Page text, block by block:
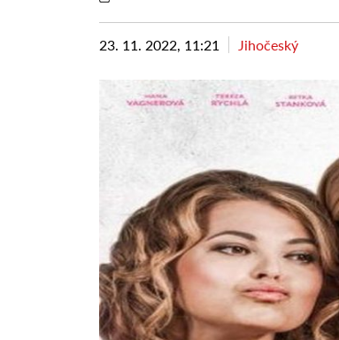
23. 11. 2022, 11:21 Jihočeský